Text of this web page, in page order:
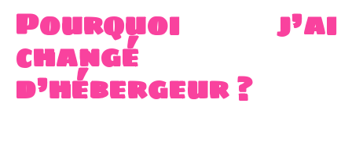
Pourquoi j’ai
changé
d’hébergeur ?